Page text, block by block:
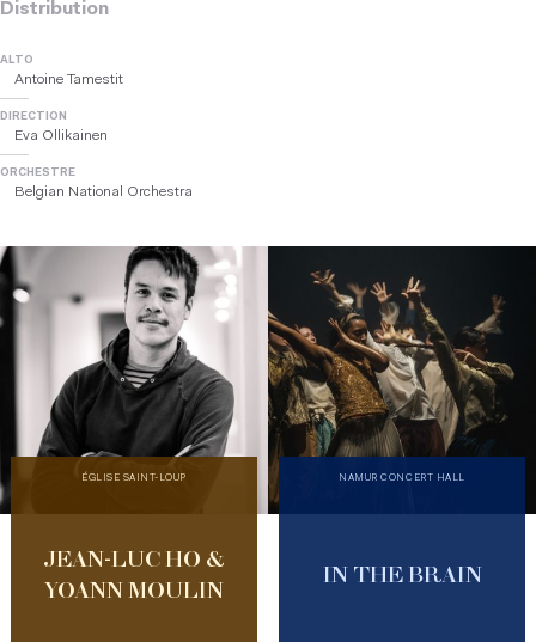
Distribution
ALTO
Antoine Tamestit
DIRECTION
Eva Ollikainen
ORCHESTRE
Belgian National Orchestra
ÉGLISE SAINT-LOUP
JEAN-LUC HO &
YOANN MOULIN
NAMUR CONCERT HALL
IN THE BRAIN